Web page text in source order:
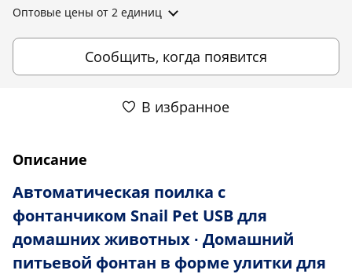
Оптовые цены от 2 единиц
Сообщить, когда появится
В избранное
Описание
Автоматическая поилка с
фонтанчиком Snail Pet USB для
домашних животных ∙ Домашний
питьевой фонтан в форме улитки для